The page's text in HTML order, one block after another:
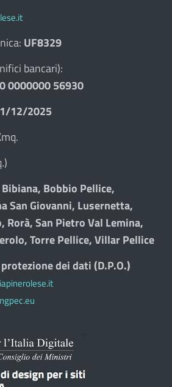
UF8329
bancari):
0000000 56930
12/2025
Bobbio Pellice,
San Giovanni, Lusernetta,
San Pietro Val Lemina,
Torre Pellice, Villar Pellice
dei dati (D.P.O.)